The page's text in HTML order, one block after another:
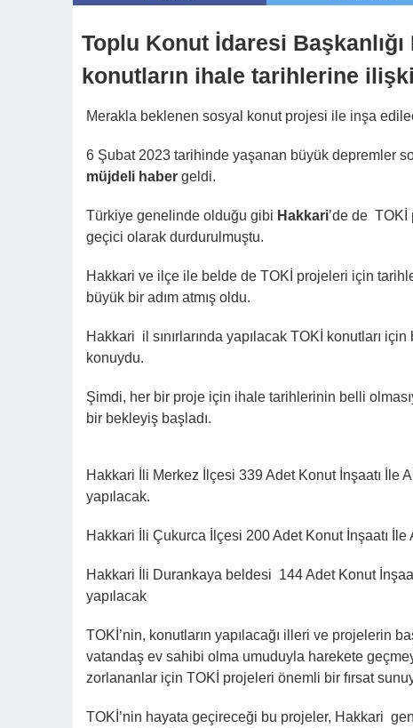
Toplu Konut İdaresi
konutların ihale tarihlerine
Merakla beklenen sosyal konut projesi ile inşa
6 Şubat 2023 tarihinde yaşanan büyük depremler
müjdeli haber geldi.
Türkiye genelinde olduğu gibi Hakkari’de de
geçici olarak durdurulmuştu.
Hakkari ve ilçe ile belde de TOKİ projeleri için
büyük bir adım atmış oldu.
Hakkari il sınırlarında yapılacak TOKİ konutları
konuydu.
Şimdi, her bir proje için ihale tarihlerinin belli
bir bekleyiş başladı.
Hakkari İli Merkez İlçesi 339 Adet Konut İnşaatı İle
yapılacak.
Hakkari İli Çukurca İlçesi 200 Adet Konut İnşaatı
Hakkari İli Durankaya beldesi 144 Adet Konut
yapılacak
TOKİ’nin, konutların yapılacağı illeri ve projelerin
vatandaş ev sahibi olma umuduyla harekete
zorlananlar için TOKİ projeleri önemli bir fırsat
TOKİ’nin hayata geçireceği bu projeler, Hakkari